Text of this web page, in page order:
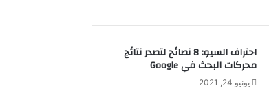
احتراف السيو: 8 نصائح لتصدر نتائج
محركات البحث في Google
يونيو 24, 2021